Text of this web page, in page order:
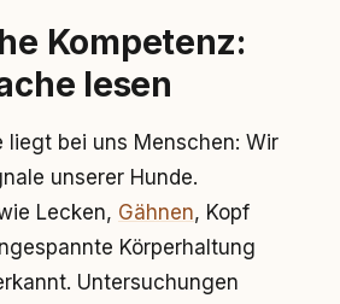
Kompetenz:
lesen
liegt bei uns Menschen: Wir
unserer Hunde.
Lecken, Gähnen, Kopf
Körperhaltung
Untersuchungen